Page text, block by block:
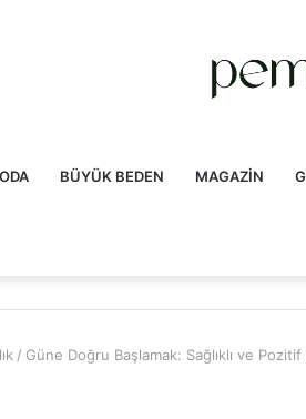
BÜYÜK BEDEN MAGAZIN
/ Güne Doğru Başlamak: Sağlıklı ve Pozitif